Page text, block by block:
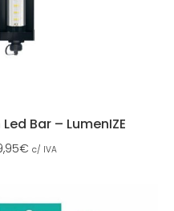
Bar – LumenIZE
€ c/ IVA